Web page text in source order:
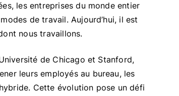
les entreprises du monde entier
de travail. Aujourd’hui, il est
nous travaillons.
de Chicago et Stanford,
leurs employés au bureau, les
Cette évolution pose un défi